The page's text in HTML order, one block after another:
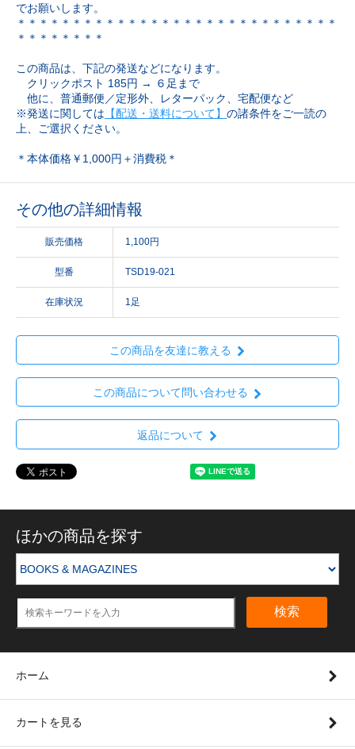
でお願いします。
＊＊＊＊＊＊＊＊＊＊＊＊＊＊＊＊＊＊＊＊＊＊＊＊＊＊＊＊＊
＊＊＊＊＊＊＊＊
この商品は、下記の発送などになります。
クリックポスト 185円 → ６足まで
他に、普通郵便／定形外、レターパック、宅配便など
※発送に関しては 【配送・送料について】 の諸条件をご一読の
上、ご選択ください。
＊本体価格￥1,000円＋消費税＊
その他の詳細情報
販売価格 1,100円
型番 TSD19-021
在庫状況 1足
この商品を友達に教える
この商品について問い合わせる
返品について
ほかの商品を探す
検索
ホーム
カートを見る